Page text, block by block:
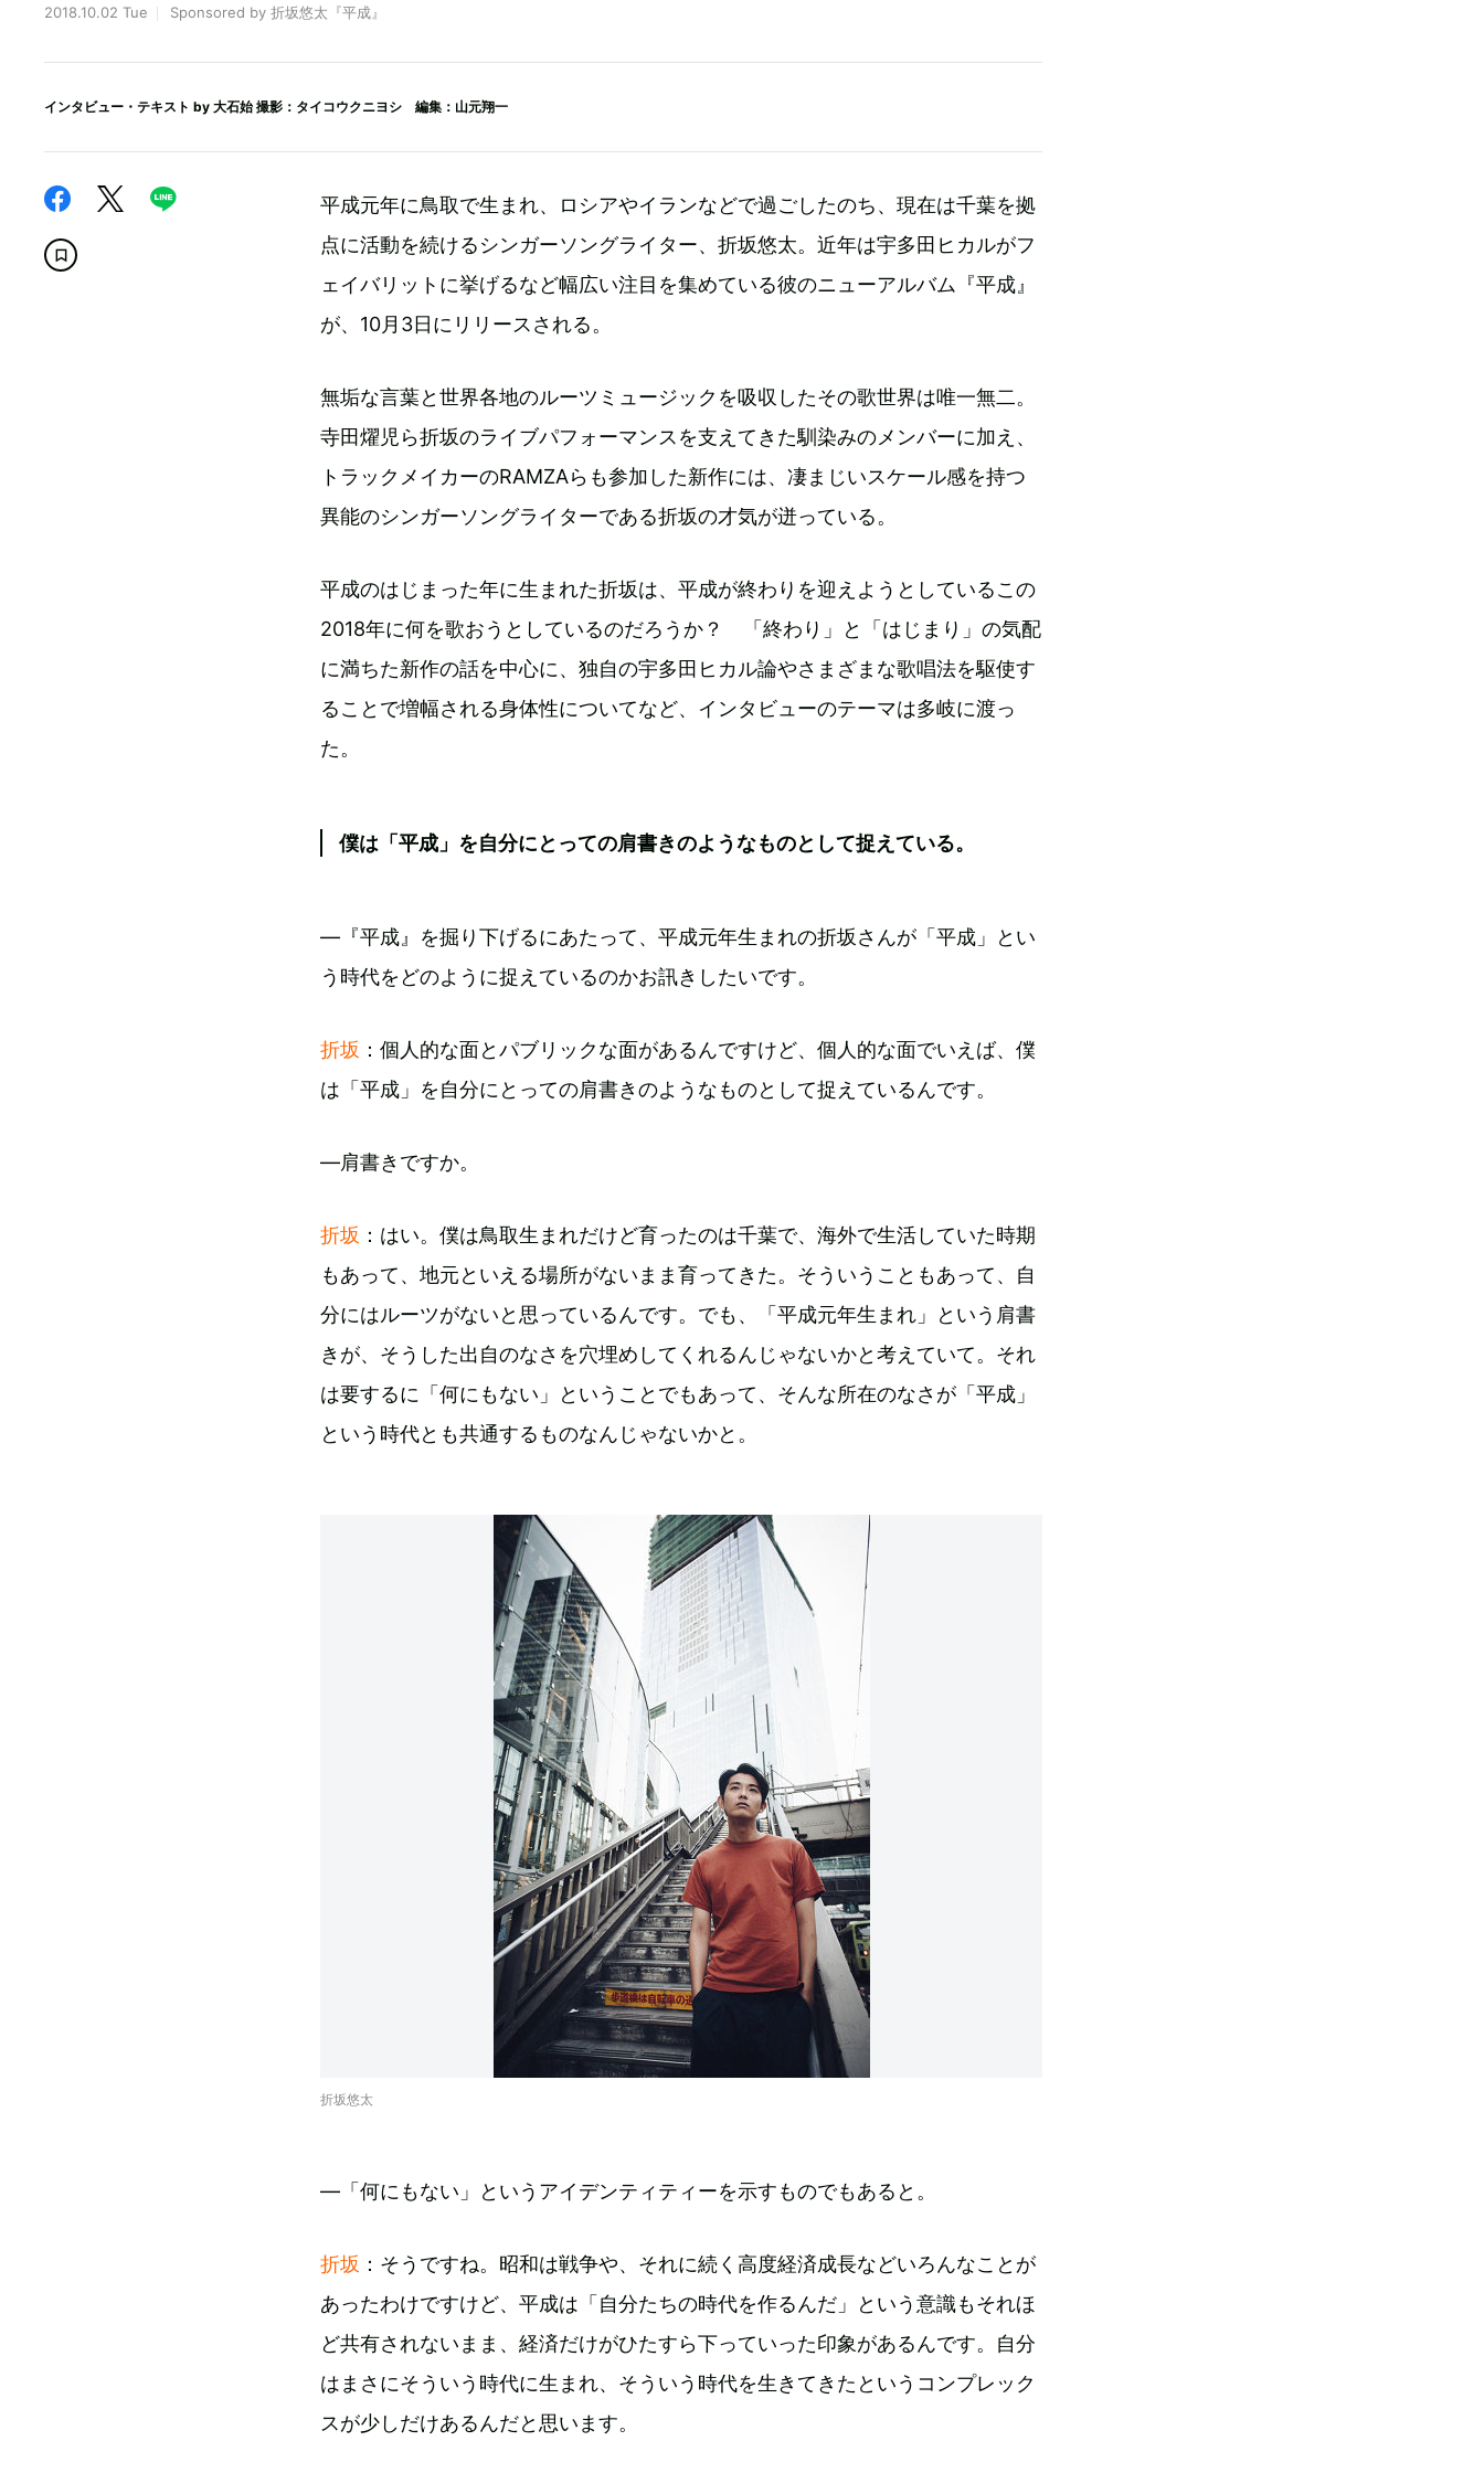
2018.10.02 Tue Sponsored by 折坂悠太『平成』
インタビュー・テキスト by 大石始 撮影：タイコウクニヨシ 編集：山元翔一
平成元年に鳥取で生まれ、ロシアやイランなどで過ごしたのち、現在は千葉を拠
点に活動を続けるシンガーソングライター、折坂悠太。近年は宇多田ヒカルがフ
ェイバリットに挙げるなど幅広い注目を集めている彼のニューアルバム『平成』
が、10月3日にリリースされる。
無垢な言葉と世界各地のルーツミュージックを吸収したその歌世界は唯一無二。
寺田燿児ら折坂のライブパフォーマンスを支えてきた馴染みのメンバーに加え、
トラックメイカーのRAMZAらも参加した新作には、凄まじいスケール感を持つ
異能のシンガーソングライターである折坂の才気が迸っている。
平成のはじまった年に生まれた折坂は、平成が終わりを迎えようとしているこの
2018年に何を歌おうとしているのだろうか？ 「終わり」と「はじまり」の気配
に満ちた新作の話を中心に、独自の宇多田ヒカル論やさまざまな歌唱法を駆使す
ることで増幅される身体性についてなど、インタビューのテーマは多岐に渡っ
た。
僕は「平成」を自分にとっての肩書きのようなものとして捉えている。
—『平成』を掘り下げるにあたって、平成元年生まれの折坂さんが「平成」とい
う時代をどのように捉えているのかお訊きしたいです。
折坂 ：個人的な面とパブリックな面があるんですけど、個人的な面でいえば、僕
は「平成」を自分にとっての肩書きのようなものとして捉えているんです。
—肩書きですか。
折坂 ：はい。僕は鳥取生まれだけど育ったのは千葉で、海外で生活していた時期
もあって、地元といえる場所がないまま育ってきた。そういうこともあって、自
分にはルーツがないと思っているんです。でも、「平成元年生まれ」という肩書
きが、そうした出自のなさを穴埋めしてくれるんじゃないかと考えていて。それ
は要するに「何にもない」ということでもあって、そんな所在のなさが「平成」
という時代とも共通するものなんじゃないかと。
折坂悠太
—「何にもない」というアイデンティティーを示すものでもあると。
折坂 ：そうですね。昭和は戦争や、それに続く高度経済成長などいろんなことが
あったわけですけど、平成は「自分たちの時代を作るんだ」という意識もそれほ
ど共有されないまま、経済だけがひたすら下っていった印象があるんです。自分
はまさにそういう時代に生まれ、そういう時代を生きてきたというコンプレック
スが少しだけあるんだと思います。